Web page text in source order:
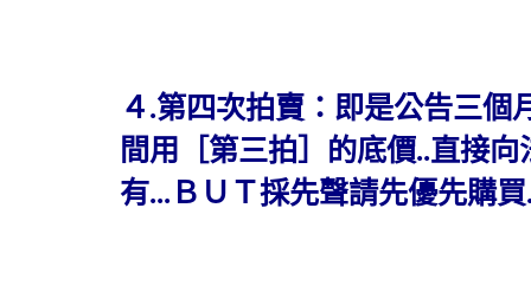
４.第四次拍賣：即是公告三個
間用［第三拍］的底價..直接
有...ＢＵＴ採先聲請先優先購買